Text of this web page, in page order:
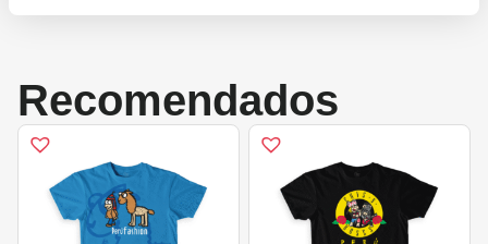
Recomendados